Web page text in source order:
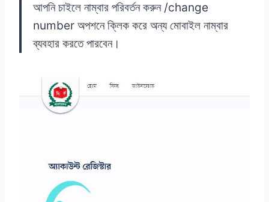
আপনি চাইলে নাম্বার পরিবর্তন করুন /change
number অপশনে ক্লিক করে অন্য মোবাইল নাম্বার
ব্যবহার করতে পারবেন।